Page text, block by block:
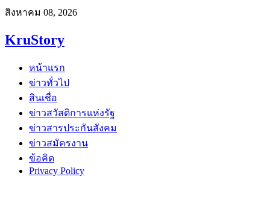
สิงหาคม 08, 2026
KruStory
หน้าแรก
ข่าวทั่วไป
สินเชื่อ
ข่าวสวัสดิการแห่งรัฐ
ข่าวสารประกันสังคม
ข่าวสมัครงาน
ข้อคิด
Privacy Policy